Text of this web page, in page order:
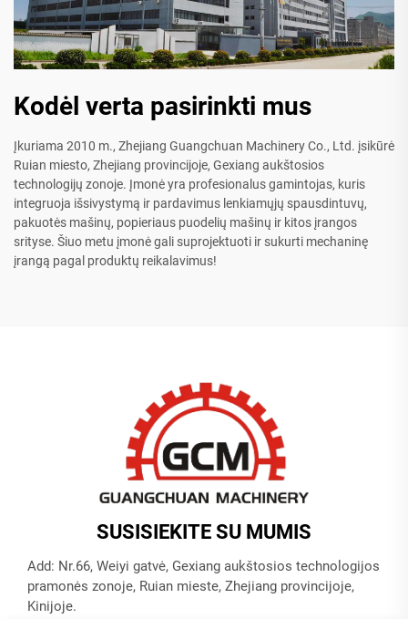
Kodėl verta pasirinkti mus
Įkuriama 2010 m., Zhejiang Guangchuan Machinery Co., Ltd. įsikūrė
Ruian miesto, Zhejiang provincijoje, Gexiang aukštosios
technologijų zonoje. Įmonė yra profesionalus gamintojas, kuris
integruoja išsivystymą ir pardavimus lenkiamųjų spausdintuvų,
pakuotės mašinų, popieriaus puodelių mašinų ir kitos įrangos
srityse. Šiuo metu įmonė gali suprojektuoti ir sukurti mechaninę
įrangą pagal produktų reikalavimus!
SUSISIEKITE SU MUMIS
Add: Nr.66, Weiyi gatvė, Gexiang aukštosios technologijos
pramonės zonoje, Ruian mieste, Zhejiang provincijoje,
Kinijoje.